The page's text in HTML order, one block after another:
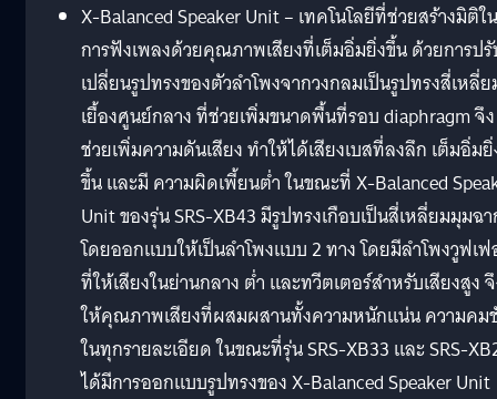
X-Balanced Speaker Unit – เทคโนโลยีที่ช่วยสร้างมิติใน
การฟังเพลงด้วยคุณภาพเสียงที่เต็มอิ่มยิ่งขึ้น ด้วยการป
เปลี่ยนรูปทรงของตัวลำโพงจากวงกลมเป็นรูปทรงสี่เหลี่
เยื้องศูนย์กลาง ที่ช่วยเพิ่มขนาดพื้นที่รอบ diaphragm จึง
ช่วยเพิ่มความดันเสียง ทำให้ได้เสียงเบสที่ลงลึก เต็มอิ่ม
ขึ้น และมี ความผิดเพี้ยนต่ำ ในขณะที่ X-Balanced
Unit ของรุ่น SRS-XB43 มีรูปทรงเกือบเป็นสี่เหลี่ยมมุมฉ
โดยออกแบบให้เป็นลำโพงแบบ 2 ทาง โดยมีลำโพงวูฟเฟ
ที่ให้เสียงในย่านกลาง ต่ำ และทวีตเตอร์สำหรับเสียงสูง
ให้คุณภาพเสียงที่ผสมผสานทั้งความหนักแน่น ความคม
ในทุกรายละเอียด ในขณะที่รุ่น SRS-XB33 และ SRS-
ได้มีการออกแบบรูปทรงของ X-Balanced Speaker Unit